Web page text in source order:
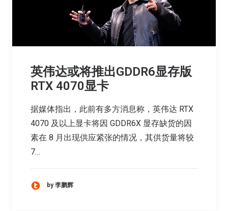
英伟达或将推出GDDR6显存版
RTX 4070显卡
据媒体指出，此前有多方消息称，英伟达 RTX
4070 及以上显卡将因 GDDR6X 显存缺货的因
素在 8 月出现供应紧张的情况，其供货量将较
7…
by 李鹏辉